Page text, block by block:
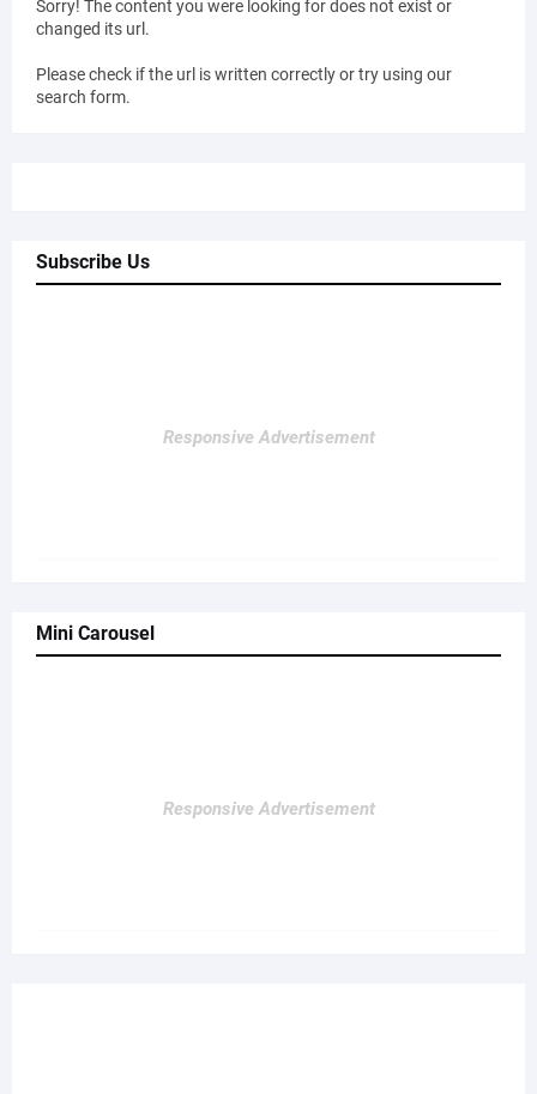
Sorry! The content you were looking for does not exist or
changed its url.
Please check if the url is written correctly or try using our
search form.
Subscribe Us
Responsive Advertisement
Mini Carousel
Responsive Advertisement